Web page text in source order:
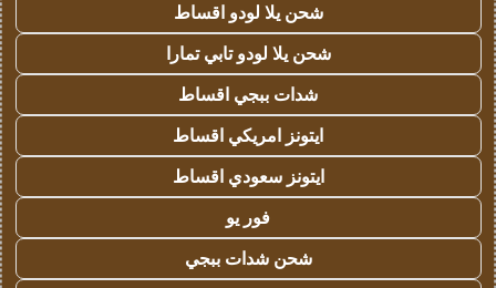
شحن يلا لودو اقساط
شحن يلا لودو تابي تمارا
شدات ببجي اقساط
ايتونز امريكي اقساط
ايتونز سعودي اقساط
فور يو
شحن شدات ببجي